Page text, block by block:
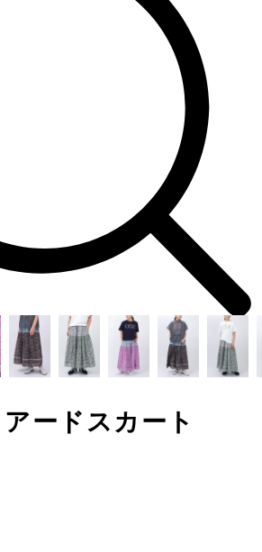
ードスカート